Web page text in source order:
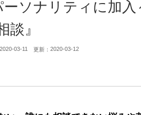
ソナリティに加
談』
2020-03-11 更新： 2020-03-12